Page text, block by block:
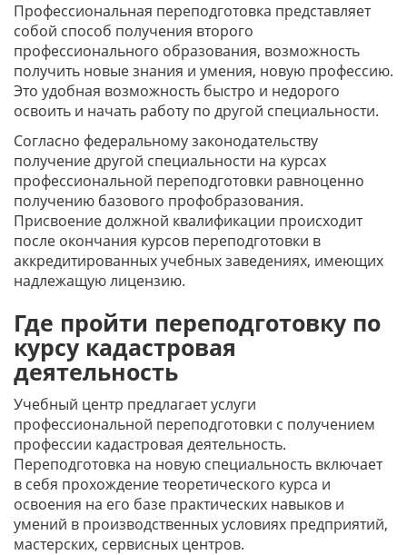
Профессиональная переподготовка представляет
собой способ получения второго
профессионального образования, возможность
получить новые знания и умения, новую профессию.
Это удобная возможность быстро и недорого
освоить и начать работу по другой специальности.
Согласно федеральному законодательству
получение другой специальности на курсах
профессиональной переподготовки равноценно
получению базового профобразования.
Присвоение должной квалификации происходит
после окончания курсов переподготовки в
аккредитированных учебных заведениях, имеющих
надлежащую лицензию.
Где пройти переподготовку по
курсу кадастровая
деятельность
Учебный центр предлагает услуги
профессиональной переподготовки с получением
профессии кадастровая деятельность.
Переподготовка на новую специальность включает
в себя прохождение теоретического курса и
освоения на его базе практических навыков и
умений в производственных условиях предприятий,
мастерских, сервисных центров.